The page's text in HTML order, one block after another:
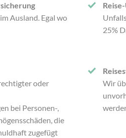
Ausland. Egal wo
25%
oder
bei Personen-,
die
zugefügt
Wir